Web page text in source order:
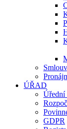
ÚŘAD
Úřední
GDPR